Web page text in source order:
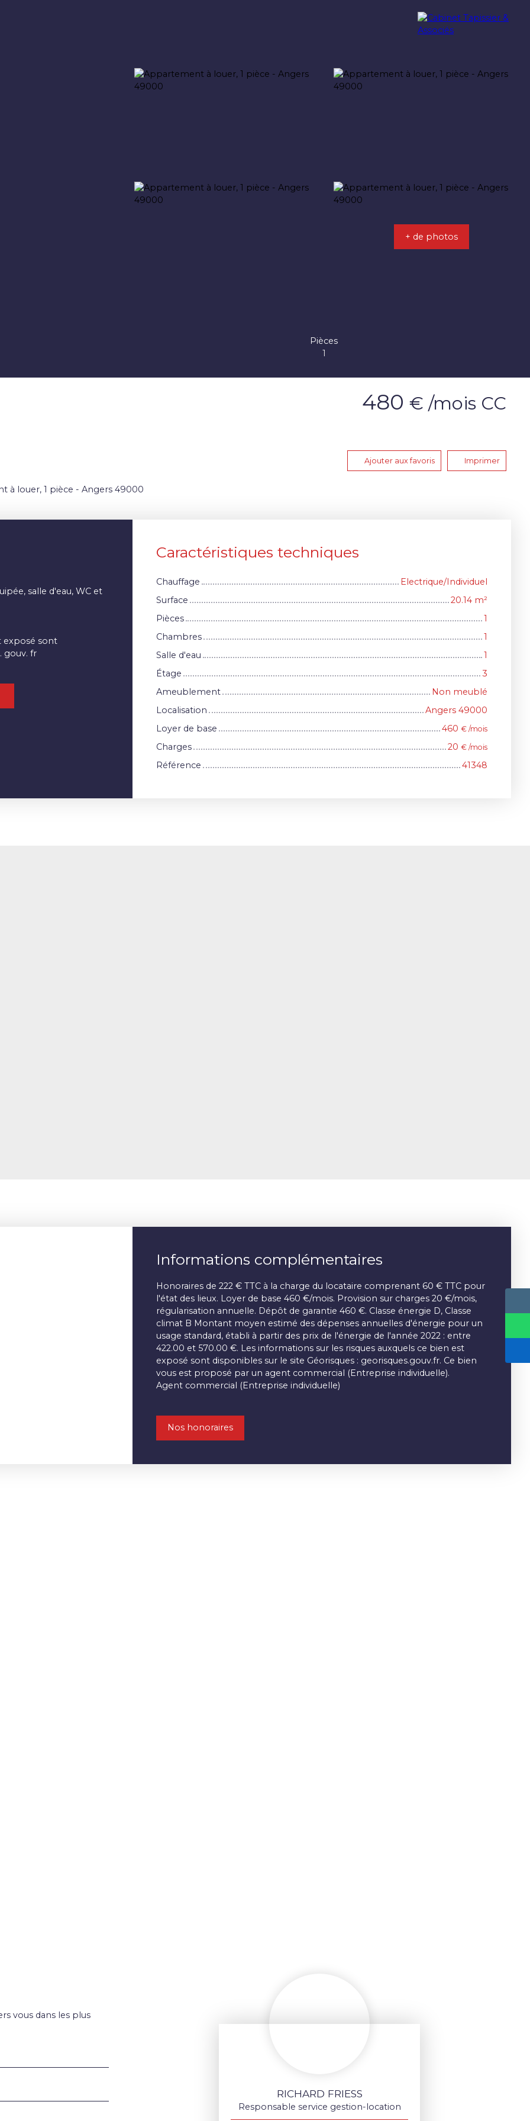
Louer L'agence Assurances
+ de photos
Pièces
1
480 € /mois CC
Ajouter aux favoris Imprimer
à louer, 1 pièce - Angers 49000
salle d'eau, WC et
exposé sont
gouv. fr
Caractéristiques techniques
Chauffage
Electrique/Individuel
Surface
20.14 m²
Pièces
1
Chambres
1
Salle d'eau
1
Étage
3
Ameublement
Non meublé
Localisation
Angers 49000
Loyer de base
460 € /mois
Charges 20 € /mois
Référence 41348
Informations complémentaires
Honoraires de 222 € TTC à la charge du locataire comprenant 60 € TTC pour
l'état des lieux. Loyer de base 460 €/mois. Provision sur charges 20 €/mois,
régularisation annuelle. Dépôt de garantie 460 €. Classe énergie D, Classe
climat B Montant moyen estimé des dépenses annuelles d'énergie pour un
usage standard, établi à partir des prix de l'énergie de l'année 2022 : entre
422.00 et 570.00 €. Les informations sur les risques auxquels ce bien est
exposé sont disponibles sur le site Géorisques : georisques.gouv.fr. Ce bien
vous est proposé par un agent commercial (Entreprise individuelle).
Agent commercial (Entreprise individuelle)
Nos honoraires
vous dans les plus
RICHARD FRIESS
Responsable service gestion-location